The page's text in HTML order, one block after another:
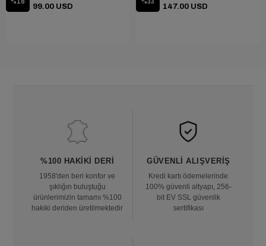
%18
99.00 USD
%33
147.00 USD
%100 HAKIKI DERI
1958'den beri konfor ve
şıklığın buluştuğu
ürünlerimizin tamamı %100
hakiki deriden üretilmektedir
GÜVENLI ALIŞVERIŞ
Kredi kartı ödemelerinde
100% güvenli altyapı, 256-
bit EV SSL güvenlik
sertifikası